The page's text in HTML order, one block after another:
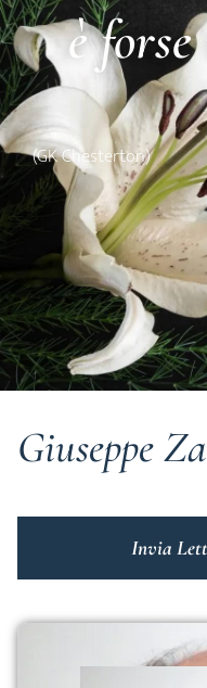
è
(GK Chesterton)
Giuseppe
Invia